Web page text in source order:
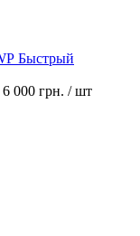
Быстрый
6 000 грн. / шт